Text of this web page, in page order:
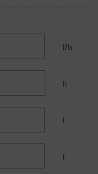
l/h
h